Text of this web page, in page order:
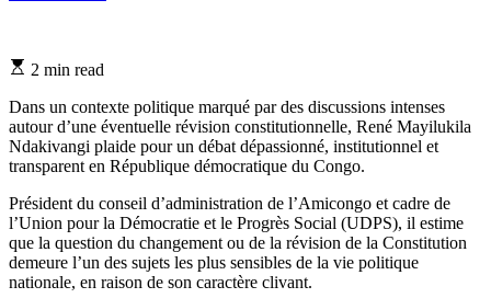
Estimated
time
2 min read
Dans un contexte politique marqué par des discussions intenses
autour d’une éventuelle révision constitutionnelle, René Mayilukila
Ndakivangi plaide pour un débat dépassionné, institutionnel et
transparent en République démocratique du Congo.
Président du conseil d’administration de l’Amicongo et cadre de
l’Union pour la Démocratie et le Progrès Social (UDPS), il estime
que la question du changement ou de la révision de la Constitution
demeure l’un des sujets les plus sensibles de la vie politique
nationale, en raison de son caractère clivant.